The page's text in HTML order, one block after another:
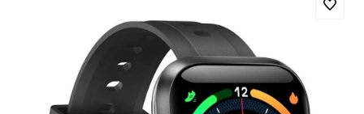
в корзину
Оплачивайте сегодня только
25% картой любого банка